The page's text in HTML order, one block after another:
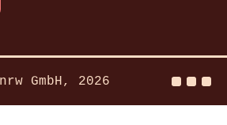
GmbH, 2026